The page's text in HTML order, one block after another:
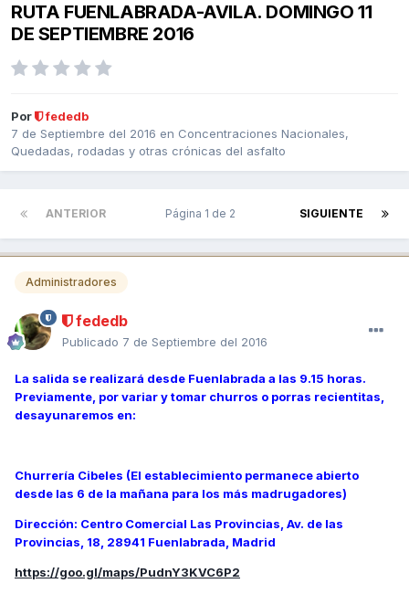
RUTA FUENLABRADA-AVILA. DOMINGO 11
DE SEPTIEMBRE 2016
Por
fededb
7 de Septiembre del 2016 en Concentraciones Nacionales,
Quedadas, rodadas y otras crónicas del asfalto
ANTERIOR SIGUIENTE
Página 1 de 2
Administradores
fededb
Publicado 7 de Septiembre del 2016
La salida se realizará desde Fuenlabrada a las 9.15 horas.
Previamente, por variar y tomar churros o porras recientitas,
desayunaremos en:
Churrería Cibeles (El establecimiento permanece abierto
desde las 6 de la mañana para los más madrugadores)
Dirección: Centro Comercial Las Provincias, Av. de las
Provincias, 18, 28941 Fuenlabrada, Madrid
https://goo.gl/maps/PudnY3KVC6P2